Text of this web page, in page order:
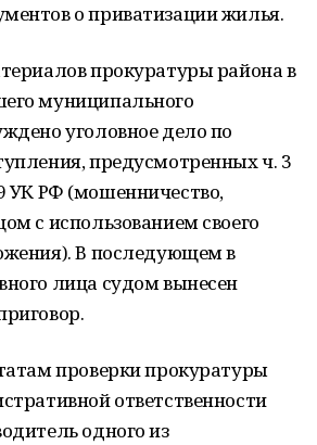
о приватизации жилья.
прокуратуры района в
муниципального
уголовное дело по
предусмотренных ч. 3
УК РФ (мошенничество,
с использованием своего
В последующем в
лица судом вынесен
проверки прокуратуры
ответственности
одного из